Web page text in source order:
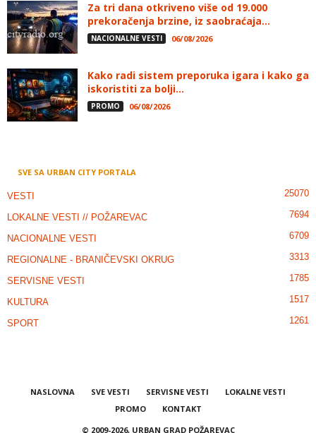
Za tri dana otkriveno više od 19.000
prekoračenja brzine, iz saobraćaja...
NACIONALNE VESTI 06/08/2026
Kako radi sistem preporuka igara i kako ga
iskoristiti za bolji...
PROMO 06/08/2026
SVE SA URBAN CITY PORTALA
VESTI 25070
LOKALNE VESTI // POŽAREVAC 7694
NACIONALNE VESTI 6709
REGIONALNE - BRANIČEVSKI OKRUG 3313
SERVISNE VESTI 1785
KULTURA 1517
SPORT 1261
NASLOVNA SVE VESTI SERVISNE VESTI
LOKALNE VESTI
PROMO
KONTAKT
© 2009-2026, URBAN GRAD POŽAREVAC